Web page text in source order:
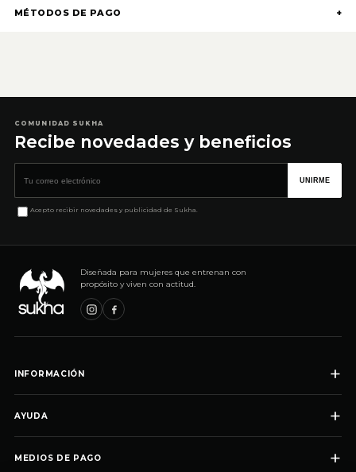
MÉTODOS DE PAGO +
COMUNIDAD SUKHA
Recibe novedades y beneficios
UNIRME
Acepto recibir novedades y publicidad de Sukha.
Diseñada para mujeres que entrenan con
propósito y viven con actitud.
INFORMACIÓN +
AYUDA +
MEDIOS DE PAGO +